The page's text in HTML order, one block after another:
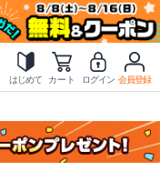
はじめて カート ログイン 会員登録